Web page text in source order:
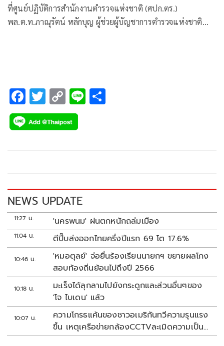
ที่ศูนย์ปฏิบัติการสำนักงานตำรวจแห่งชาติ (ศปก.ตร.)
พล.ต.ท.ภาณุรัตน์ หลักบุญ ผู้ช่วยผู้บัญชาการตำรวจแห่งชาติ
F
ac
e
k
T
wi
tt
C
o
p
k
Li
NEWS UPDATE
11:27 น. 'นครพนม' ฝนตกหนักถล่มเมือง
11:04 น. ตีปี๊บส่งออกไทยครึ่งปีแรก 69 โต 17.6%
10:46 น.
'หมอตุลย์' จ่อยื่นร้องเรียนนายกฯ ขยายผลโกง
สอบท้องถิ่นย้อนไปถึงปี 2566
10:18 น.
มะเร็งได้ลุกลามไปยังกระดูกและส่วนอื่นๆของ
'โจ ไบเดน' แล้ว
10:07 น.
ความโกรธแค้นของชาวอเมริกันทวีความรุนแรง
ขึ้น เหตุเครือข่ายกล้องCCTVละเมิดความเป็น
ส่วนตัว